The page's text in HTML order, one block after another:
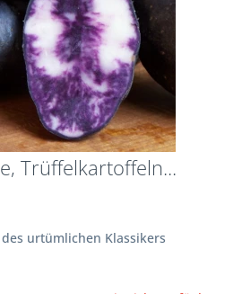
Trüffelkartoffeln...
urtümlichen Klassikers